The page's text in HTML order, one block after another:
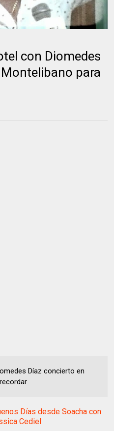
con Diomedes
para
Díaz concierto en
Días desde Soacha con
Cediel